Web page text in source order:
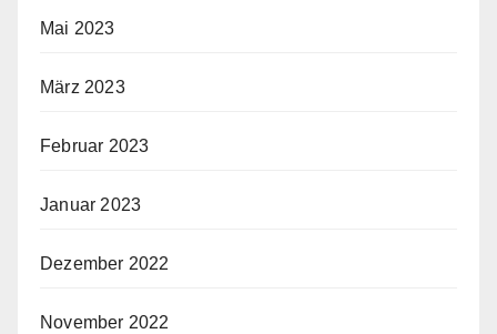
Mai 2023
März 2023
Februar 2023
Januar 2023
Dezember 2022
November 2022